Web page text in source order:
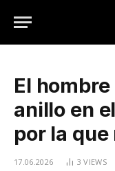
El
anillo en
por la
17.06.2026 3VIEWS